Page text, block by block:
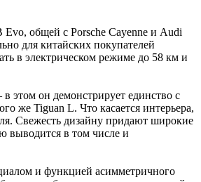
Evo, общей с Porsche Cayenne и Audi
для китайских покупателей
в электрическом режиме до 58 км и
этом он демонстрирует единство с
же Tiguan L. Что касается интерьера,
Свежесть дизайну придают широкие
выводится в том числе и
и функцией асимметричного